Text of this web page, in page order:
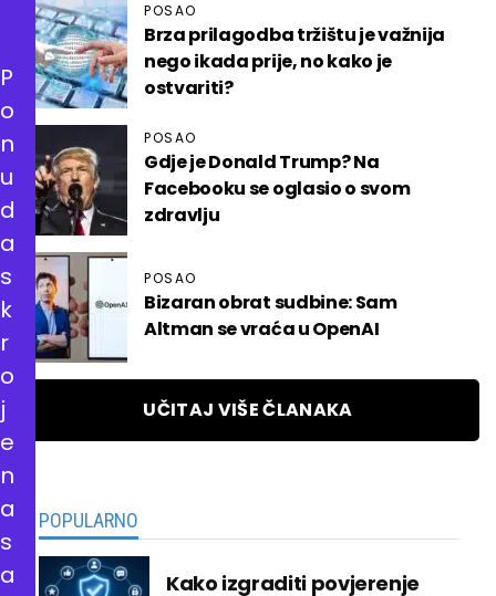
POSAO
Brza prilagodba tržištu je važnija
nego ikada prije, no kako je
ostvariti?
POSAO
Gdje je Donald Trump? Na
Facebooku se oglasio o svom
zdravlju
POSAO
Bizaran obrat sudbine: Sam
Altman se vraća u OpenAI
UČITAJ VIŠE ČLANAKA
POPULARNO
Kako izgraditi povjerenje
P
o
n
u
d
a
s
k
r
o
j
e
n
a
s
a